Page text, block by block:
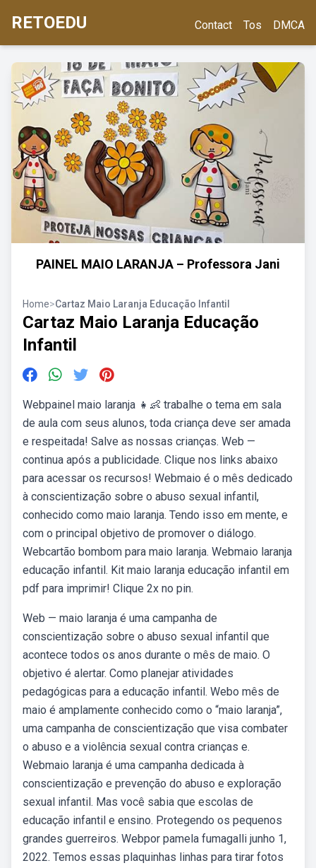
RETOEDU Contact Tos DMCA
PAINEL MAIO LARANJA – Professora Jani
Home>Cartaz Maio Laranja Educação Infantil
Cartaz Maio Laranja Educação
Infantil
Webpainel maio laranja 👧👶 trabalhe o tema em sala
de aula com seus alunos, toda criança deve ser amada
e respeitada! Salve as nossas crianças. Web —
continua após a publicidade. Clique nos links abaixo
para acessar os recursos! Webmaio é o mês dedicado
à conscientização sobre o abuso sexual infantil,
conhecido como maio laranja. Tendo isso em mente, e
com o principal objetivo de promover o diálogo.
Webcartão bombom para maio laranja. Webmaio laranja
educação infantil. Kit maio laranja educação infantil em
pdf para imprimir! Clique 2x no pin.
Web — maio laranja é uma campanha de
conscientização sobre o abuso sexual infantil que
acontece todos os anos durante o mês de maio. O
objetivo é alertar. Como planejar atividades
pedagógicas para a educação infantil. Webo mês de
maio é amplamente conhecido como o “maio laranja”,
uma campanha de conscientização que visa combater
o abuso e a violência sexual contra crianças e.
Webmaio laranja é uma campanha dedicada à
conscientização e prevenção do abuso e exploração
sexual infantil. Mas você sabia que escolas de
educação infantil e ensino. Protegendo os pequenos
grandes guerreiros. Webpor pamela fumagalli junho 1,
2022. Temos essas plaquinhas linhas para tirar fotos